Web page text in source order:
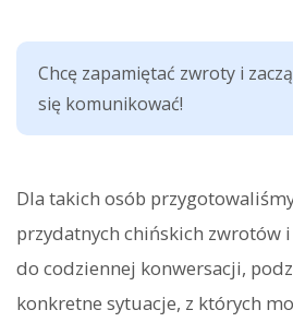
Chcę zapamiętać zwroty i
się komunikować!
Dla takich osób
przydatnych chińskich zwrotów i
do codziennej konwersacji,
konkretne sytuacje, z których